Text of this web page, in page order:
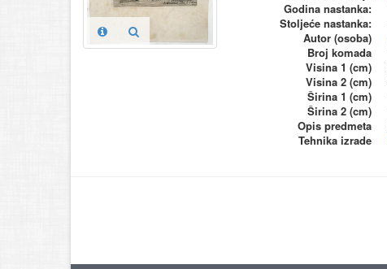
Godina nastanka:
Stoljeće nastanka:
Autor (osoba)
Broj komada
Visina 1 (cm)
Visina 2 (cm)
Širina 1 (cm)
Širina 2 (cm)
Opis predmeta
Tehnika izrade